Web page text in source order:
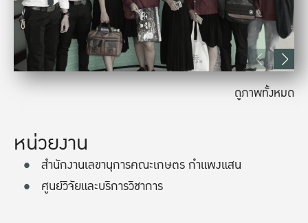
ดูภาพทั้งหมด
หน่วยงาน
สำนักงานเลขานุการคณะเกษตร กำแพงแสน
ศูนย์วิจัยและบริการวิชาการ